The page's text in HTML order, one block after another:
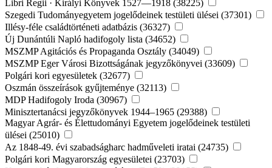
Libri Regii · Királyi Könyvek 1527—1918 (38225)
Szegedi Tudományegyetem jogelődeinek testületi ülései (37301)
Illésy-féle családtörténeti adatbázis (36327)
Új Dunántúli Napló hadifogoly lista (34652)
MSZMP Agitációs és Propaganda Osztály (34049)
MSZMP Eger Városi Bizottságának jegyzőkönyvei (33609)
Polgári kori egyesületek (32677)
Oszmán összeírások gyűjteménye (32113)
MDP Hadifogoly Iroda (30967)
Minisztertanácsi jegyzőkönyvek 1944–1965 (29388)
Magyar Agrár- és Élettudományi Egyetem jogelődeinek testületi
ülései (25010)
Az 1848-49. évi szabadságharc hadműveleti iratai (24735)
Polgári kori Magyarország egyesületei (23703)